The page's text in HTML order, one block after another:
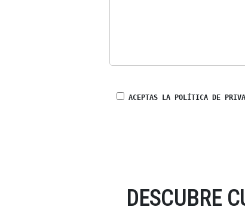
ACEPTAS LA POLÍTICA DE
DESCUBRE